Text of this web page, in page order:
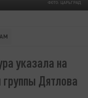
ФОТО: ЦАРЬГРАД
указала на
группы Дятлова